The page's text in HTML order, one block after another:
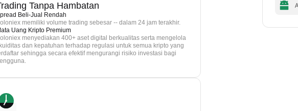
Tanpa Hambatan
Beli-Jual Rendah
memiliki volume trading sebesar -- dalam 24 jam terakhir.
Uang Kripto Premium
menyediakan 400+ aset digital berkualitas serta mengelola
dan kepatuhan terhadap regulasi untuk semua kripto yang
sehingga secara efektif mengurangi risiko investasi bagi